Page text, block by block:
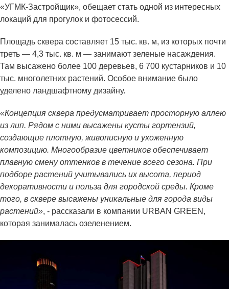
«УГМК-Застройщик», обещает стать одной из интересных
локаций для прогулок и фотосессий.
Площадь сквера составляет 15 тыс. кв. м, из которых почти
треть — 4,3 тыс. кв. м — занимают зеленые насаждения.
Там высажено более 100 деревьев, 6 700 кустарников и 10
тыс. многолетних растений. Особое внимание было
уделено ландшафтному дизайну.
«Концепция сквера предусматривает просторную аллею
из лип. Рядом с ними высажены кусты гортензий,
создающие плотную, живописную и ухоженную
композицию. Многообразие цветников обеспечивает
плавную смену оттенков в течение всего сезона. При
подборе растений учитывались их высота, период
декоративности и польза для городской среды. Кроме
того, в сквере высажены уникальные для города виды
растений», - рассказали в компании URBAN GREEN,
которая занималась озеленением.